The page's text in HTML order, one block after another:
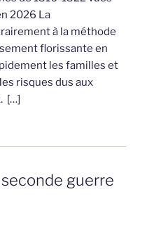
2026 La
à la méthode
florissante en
les familles et
risques dus aux
[…]
guerre